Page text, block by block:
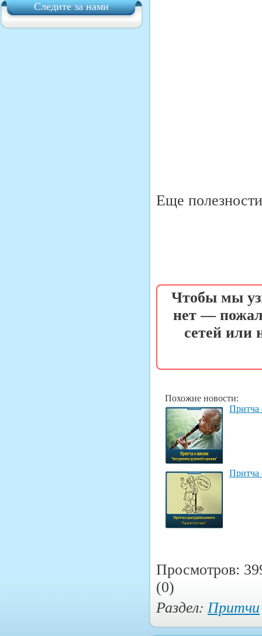
Следите за нами
Еще
Чтобы мы
нет —
сетей или
Похожие новости:
Притча
Притча
Просмотров:
(0)
Раздел:Притчи